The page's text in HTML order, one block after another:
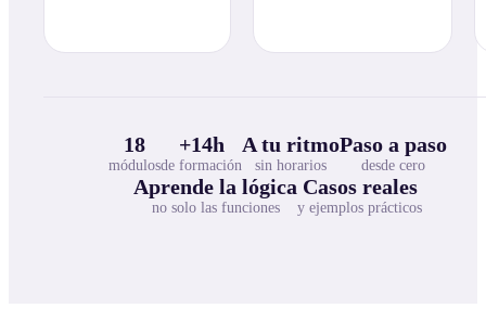
18
módulos
+14h
de formación
A tu ritmo
sin horarios
Paso a paso
desde cero
Aprende la lógica
no solo las funciones
Casos reales
y ejemplos prácticos